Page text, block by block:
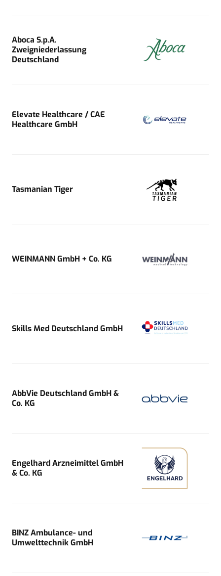
Aboca S.p.A.
Zweigniederlassung
Deutschland
Elevate Healthcare / CAE
Healthcare GmbH
Tasmanian Tiger
WEINMANN GmbH + Co. KG
Skills Med Deutschland GmbH
AbbVie Deutschland GmbH &
Co. KG
Engelhard Arzneimittel GmbH
& Co. KG
BINZ Ambulance- und
Umwelttechnik GmbH